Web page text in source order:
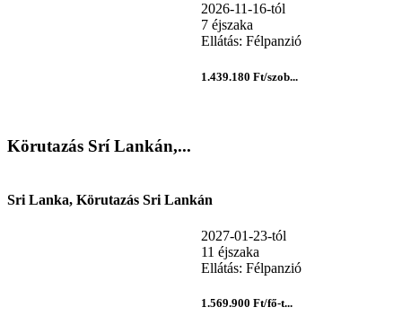
2026-11-16-tól
7 éjszaka
Ellátás: Félpanzió
1.439.180 Ft/szob...
Körutazás Srí Lankán,...
Sri Lanka, Körutazás Sri Lankán
2027-01-23-tól
11 éjszaka
Ellátás: Félpanzió
1.569.900 Ft/fő-t...